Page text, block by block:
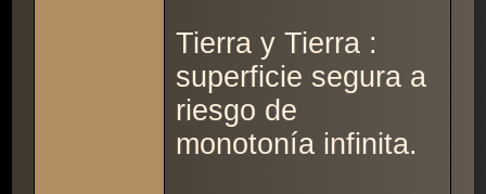
Tierra y Tierra :
superficie segura a
riesgo de
monotonía infinita.